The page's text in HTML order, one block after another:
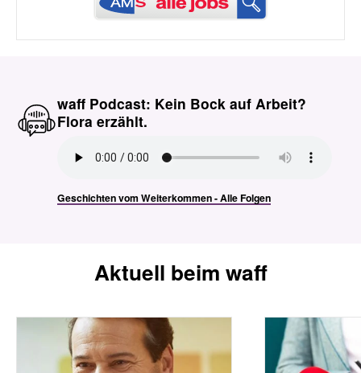
waff Podcast: Kein Bock auf Arbeit?
Flora erzählt.
Geschichten vom Weiterkommen - Alle Folgen
Aktuell beim waff